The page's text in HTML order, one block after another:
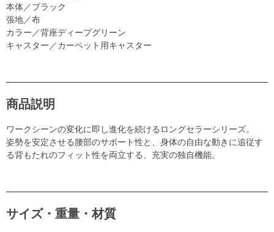
本体／ブラック
張地／布
カラー／背座ディープグリーン
キャスター／カーペット用キャスター
商品説明
ワークシーンの変化に即し進化を続けるロングセラーシリーズ。
姿勢を安定させる腰部のサポート性と、身体の自由な動きに追従す
る背もたれのフィット性を両立する、充実の独自機能。
サイズ・重量・材質